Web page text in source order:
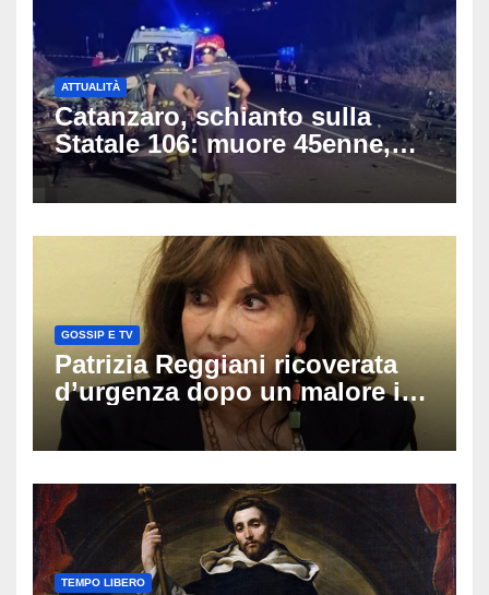
ATTUALITÀ
Catanzaro, schianto sulla
Statale 106: muore 45enne,
coinvolti un’auto, un suv e
una moto
GOSSIP E TV
Patrizia Reggiani ricoverata
d’urgenza dopo un malore in
vacanza: come sta oggi l’ex
Lady Gucci
TEMPO LIBERO